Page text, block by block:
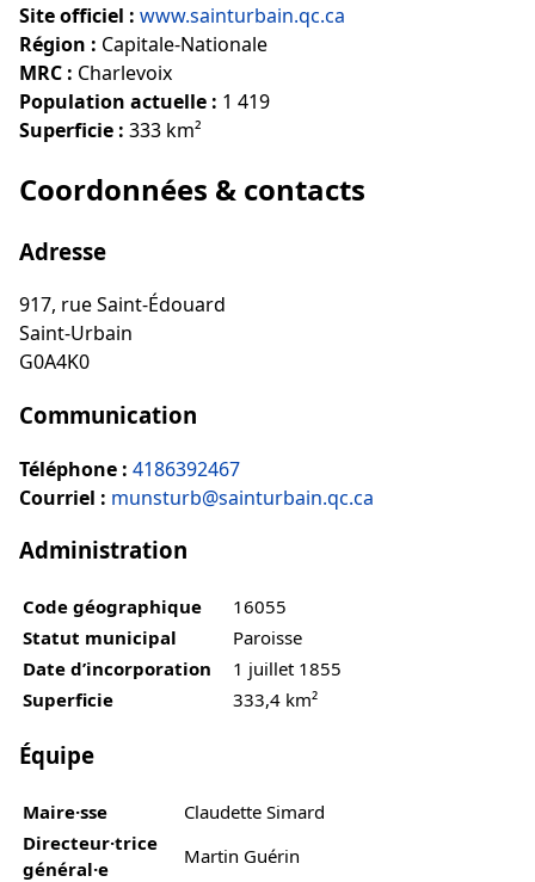
Site officiel : www.sainturbain.qc.ca
Région : Capitale-Nationale
MRC : Charlevoix
Population actuelle : 1 419
Superficie : 333 km²
Coordonnées & contacts
Adresse
917, rue Saint-Édouard
Saint-Urbain
G0A4K0
Communication
Téléphone : 4186392467
Courriel : munsturb@sainturbain.qc.ca
Administration
Code géographique
16055
Statut municipal
Paroisse
Date d’incorporation
1 juillet 1855
Superficie
333,4 km²
Équipe
Maire·sse
Claudette Simard
Directeur·trice
général·e
Martin Guérin